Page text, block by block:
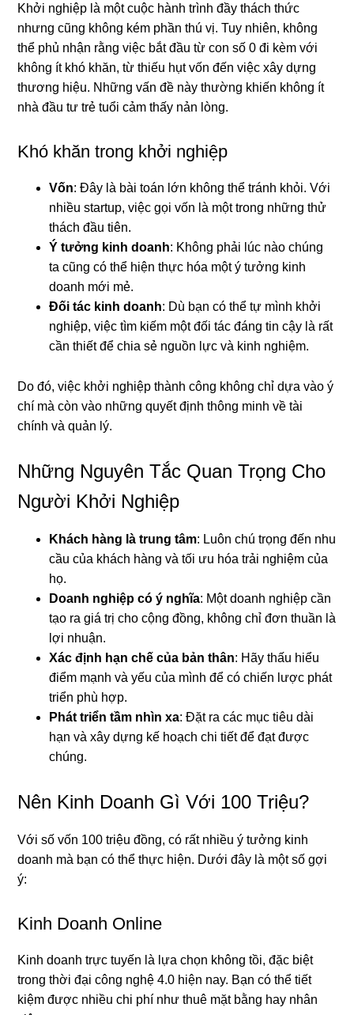
Khởi nghiệp là một cuộc hành trình đầy thách thức
nhưng cũng không kém phần thú vị. Tuy nhiên, không
thể phủ nhận rằng việc bắt đầu từ con số 0 đi kèm với
không ít khó khăn, từ thiếu hụt vốn đến việc xây dựng
thương hiệu. Những vấn đề này thường khiến không ít
nhà đầu tư trẻ tuổi cảm thấy nản lòng.
Khó khăn trong khởi nghiệp
Vốn: Đây là bài toán lớn không thể tránh khỏi. Với
nhiều startup, việc gọi vốn là một trong những thử
thách đầu tiên.
Ý tưởng kinh doanh: Không phải lúc nào chúng
ta cũng có thể hiện thực hóa một ý tưởng kinh
doanh mới mẻ.
Đối tác kinh doanh: Dù bạn có thể tự mình khởi
nghiệp, việc tìm kiếm một đối tác đáng tin cậy là rất
cần thiết để chia sẻ nguồn lực và kinh nghiệm.
Do đó, việc khởi nghiệp thành công không chỉ dựa vào ý
chí mà còn vào những quyết định thông minh về tài
chính và quản lý.
Những Nguyên Tắc Quan Trọng Cho
Người Khởi Nghiệp
Khách hàng là trung tâm: Luôn chú trọng đến nhu
cầu của khách hàng và tối ưu hóa trải nghiệm của
họ.
Doanh nghiệp có ý nghĩa: Một doanh nghiệp cần
tạo ra giá trị cho cộng đồng, không chỉ đơn thuần là
lợi nhuận.
Xác định hạn chế của bản thân: Hãy thấu hiểu
điểm mạnh và yếu của mình để có chiến lược phát
triển phù hợp.
Phát triển tầm nhìn xa: Đặt ra các mục tiêu dài
hạn và xây dựng kế hoạch chi tiết để đạt được
chúng.
Nên Kinh Doanh Gì Với 100 Triệu?
Với số vốn 100 triệu đồng, có rất nhiều ý tưởng kinh
doanh mà bạn có thể thực hiện. Dưới đây là một số gợi
ý:
Kinh Doanh Online
Kinh doanh trực tuyến là lựa chọn không tồi, đặc biệt
trong thời đại công nghệ 4.0 hiện nay. Bạn có thể tiết
kiệm được nhiều chi phí như thuê mặt bằng hay nhân